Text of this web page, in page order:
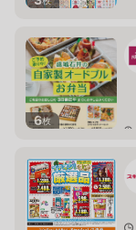
6枚